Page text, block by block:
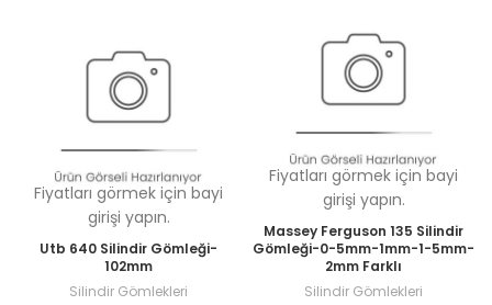
Fiyatları görmek için bayi
girişi yapın.
Massey Ferguson 135 Silindir
Gömleği-0-5mm-1mm-1-5mm-
2mm Farklı
Silindir Gömlekleri
Fiyatları görmek için bayi
girişi yapın.
Utb 640 Silindir Gömleği-
102mm
Silindir Gömlekleri